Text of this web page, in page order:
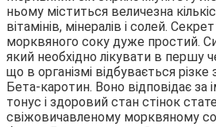
ньому міститься величезна
вітамінів, мінералів і солей.
морквяного соку дуже простий.
який необхідно лікувати в першу
що в організмі відбувається
Бета-каротин. Воно відповідає за
тонус і здоровий стан стінок
свіжовичавленому морквяному